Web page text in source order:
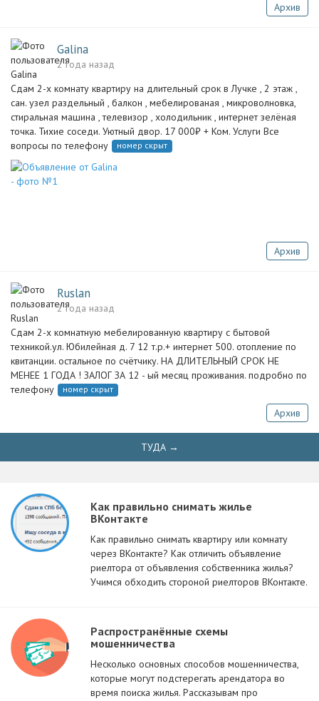
Архив
Galina
2 года назад
Сдам 2-х комнату квартиру на длительный срок в Лучке , 2 этаж ,
сан. узел раздельный , балкон , мебелированая , микроволновка,
стиральная машина , телевизор , холодильник , интернет зелёная
точка. Тихие соседи. Уютный двор. 17 000₽ + Ком. Услуги Все
вопросы по телефону
номер скрыт
Архив
Ruslan
2 года назад
Сдам 2-х комнатную мебелированную квартиру с бытовой
техникой.ул. Юбилейная д. 7 12 т.р.+ интернет 500. отопление по
квитанции. остальное по счётчику. НА ДЛИТЕЛЬНЫЙ СРОК НЕ
МЕНЕЕ 1 ГОДА ! ЗАЛОГ ЗА 12 - ый месяц проживания. подробно по
телефону
номер скрыт
Архив
ТУДА →
Как правильно снимать жилье
ВКонтакте
Как правильно снимать квартиру или комнату
через ВКонтакте? Как отличить объявление
риелтора от объявления собственника жилья?
Учимся обходить стороной риелторов ВКонтакте.
Распространённые схемы
мошенничества
Несколько основных способов мошенничества,
которые могут подстерегать арендатора во
время поиска жилья. Рассказывам про